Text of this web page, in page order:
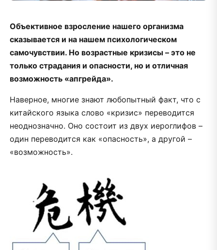
Объективное взросление нашего организма
сказывается и на нашем психологическом
самочувствии. Но возрастные кризисы – это не
только страдания и опасности, но и отличная
возможность «апгрейда».
Наверное, многие знают любопытный факт, что с
китайского языка слово «кризис» переводится
неоднозначно. Оно состоит из двух иероглифов –
один переводится как «опасность», а другой –
«возможность».